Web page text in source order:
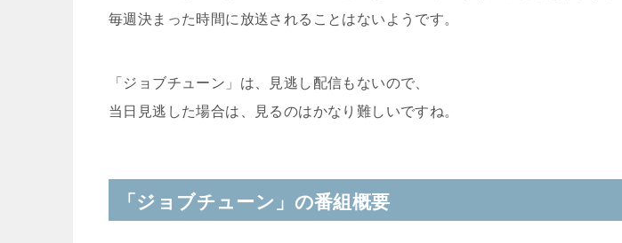
毎週決まった時間に放送されることはないようです。
「ジョブチューン」は、見逃し配信もないので、
当日見逃した場合は、見るのはかなり難しいですね。
「ジョブチューン」の番組概要